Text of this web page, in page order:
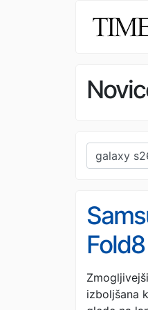
izboljšana